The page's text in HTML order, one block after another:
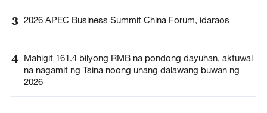
3 2026 APEC Business Summit China Forum, idaraos
4 Mahigit 161.4 bilyong RMB na pondong dayuhan, aktuwal
na nagamit ng Tsina noong unang dalawang buwan ng
2026